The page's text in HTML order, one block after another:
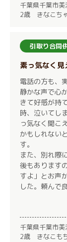
千葉県千葉市
2歳 きなこち
引取り合同
素っ気なく
電話の方も、
静かな声で心
きて好感が持
時、泣いてし
っ気なく聞こ
かもしれない
す。
また、別れ際
後もあります
すよ」とお声
した。頼んで
千葉県千葉市
2歳 きなこも